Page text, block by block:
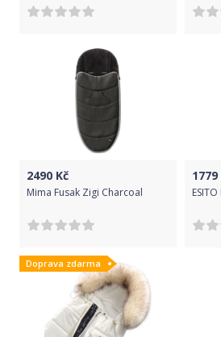
2490 Kč
Mima Fusak Zigi Charcoal
1779
Doprava zdarma